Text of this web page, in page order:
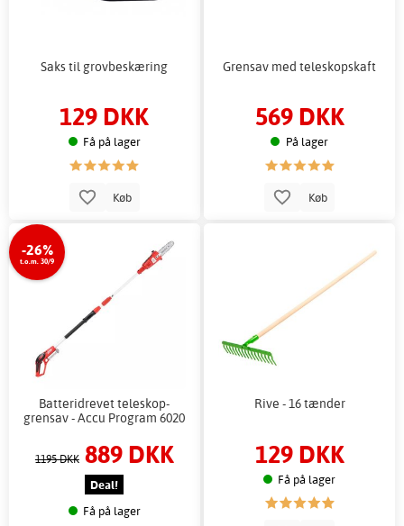
Saks til grovbeskæring
129 DKK
Få på lager
Køb
Grensav med teleskopskaft
569 DKK
På lager
Køb
-26%
t.o.m. 30/9
Batteridrevet teleskop-
grensav - Accu Program 6020
1195 DKK 889 DKK
Deal!
Få på lager
Rive - 16 tænder
129 DKK
Få på lager